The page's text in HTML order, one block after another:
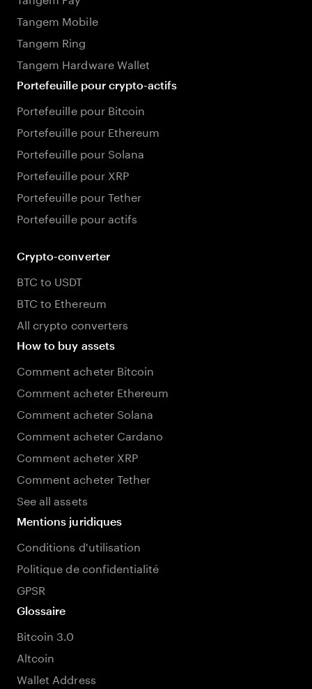
Tangem Mobile
Tangem Ring
Tangem Hardware Wallet
Portefeuille pour crypto-actifs
Portefeuille pour Bitcoin
Portefeuille pour Ethereum
Portefeuille pour Solana
Portefeuille pour XRP
Portefeuille pour Tether
Portefeuille pour actifs
Crypto-converter
BTC to USDT
BTC to Ethereum
All crypto converters
How to buy assets
Comment acheter Bitcoin
Comment acheter Ethereum
Comment acheter Solana
Comment acheter Cardano
Comment acheter XRP
Comment acheter Tether
See all assets
Mentions juridiques
Conditions d'utilisation
Politique de confidentialité
GPSR
Glossaire
Bitcoin 3.0
Altcoin
Wallet Address